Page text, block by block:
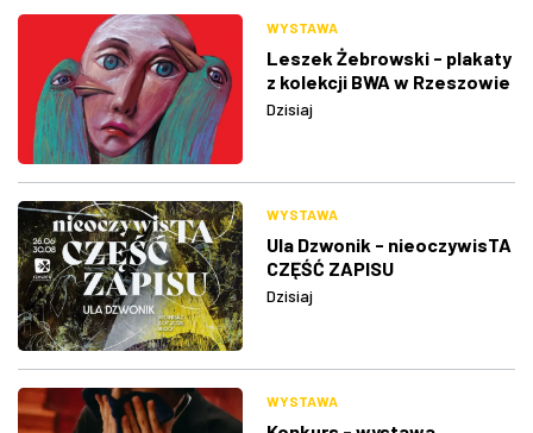
WYSTAWA
Leszek Żebrowski - plakaty
z kolekcji BWA w Rzeszowie
Dzisiaj
WYSTAWA
Ula Dzwonik - nieoczywisTA
CZĘŚĆ ZAPISU
Dzisiaj
WYSTAWA